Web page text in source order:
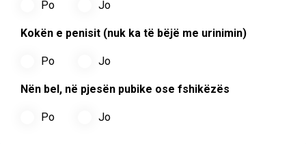
Po Jo
Kokën e penisit (nuk ka të bëjë me urinimin)
Po Jo
Nën bel, në pjesën pubike ose fshikëzës
Po Jo